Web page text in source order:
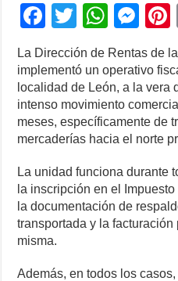
F
a
c
e
b
o
o
k
T
wi
tt
er
W
h
at
s
A
p
p
M
ss
e
n
g
er
La Dirección de Rentas de
implementó un operativo
localidad de León, a la vera
intenso movimiento
meses, específicamente de
mercaderías hacia el norte
La unidad funciona durante
la inscripción en el
la documentación de
transportada y la
misma.
Además, en todos los